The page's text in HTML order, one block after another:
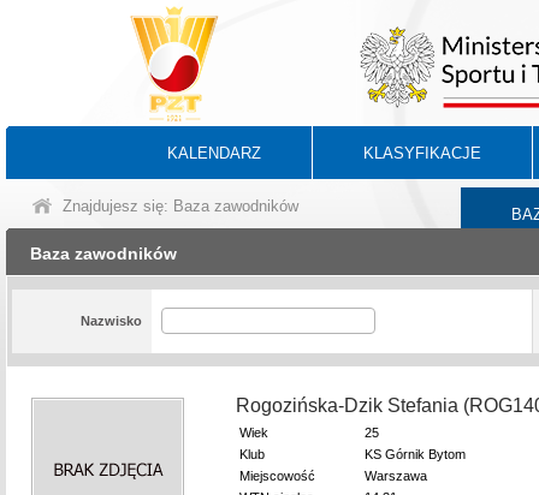
KALENDARZ KLASYFIKACJE
Znajdujesz się: Baza zawodników
Baza zawodników
Nazwisko
Rogozińska-Dzik Stefania
Wiek
25
Klub
KS Górnik Bytom
Miejscowość
Warszawa